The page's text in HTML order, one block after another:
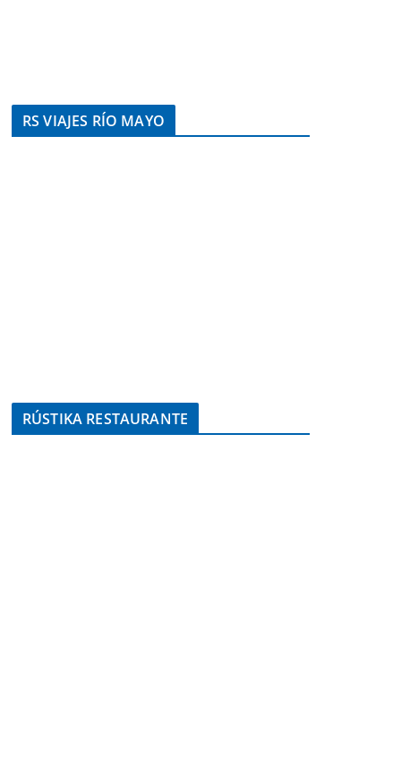
RS VIAJES RÍO MAYO
RÚSTIKA RESTAURANTE